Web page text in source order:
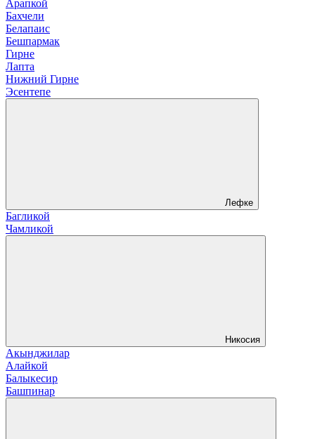
Арапкой
Бахчели
Белапаис
Бешпармак
Гирне
Лапта
Нижний Гирне
Эсентепе
Лефке
Багликой
Чамликой
Никосия
Акынджилар
Алайкой
Балыкесир
Башпинар